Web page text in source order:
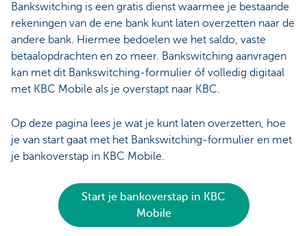
Bankswitching is een gratis dienst waarmee je bestaande
rekeningen van de ene bank kunt laten overzetten naar de
andere bank. Hiermee bedoelen we het saldo, vaste
betaalopdrachten en zo meer. Bankswitching aanvragen
kan met dit Bankswitching-formulier óf volledig digitaal
met KBC Mobile als je overstapt naar KBC.
Op deze pagina lees je wat je kunt laten overzetten, hoe
je van start gaat met het Bankswitching-formulier en met
je bankoverstap in KBC Mobile.
Start je bankoverstap in KBC
Mobile